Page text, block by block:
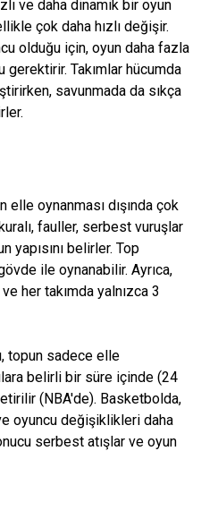
ve daha dinamik bir oyun
çok daha hızlı değişir.
olduğu için, oyun daha fazla
Takımlar hücumda
savunmada da sıkça
elle oynanması dışında çok
fauller, serbest vuruşlar
yapısını belirler. Top
ile oynanabilir. Ayrıca,
her takımda yalnızca 3
topun sadece elle
belirli bir süre içinde (24
(NBA'de). Basketbolda,
oyuncu değişiklikleri daha
serbest atışlar ve oyun